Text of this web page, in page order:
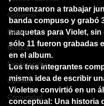
Gobierno
Paraiso
Música
Espéctaculos
Opinión
Comunidad
comenzaron a trabajar
banda compuso y grabó
maquetas para Violet, sin
sólo 11 fueron grabadas
en el album.
Los tres integrantes
misma idea de escribir
Violetse convirtió en un
conceptual: Una historia